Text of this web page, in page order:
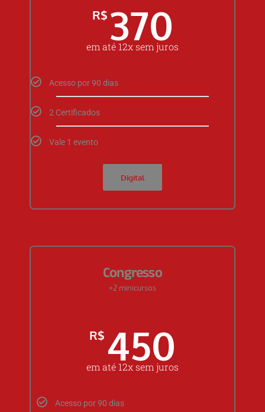
R$ 370
em até 12x sem juros
Acesso por 90 dias
2 Certificados
Vale 1 evento
Digital
Congresso
+2 minicursos
R$ 450
em até 12x sem juros
Acesso por 90 dias